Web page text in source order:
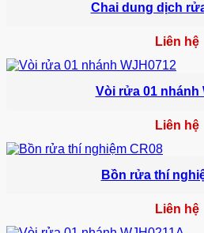
Chai dung dịch
Liên hệ
Vòi rửa 01 nhánh
Liên hệ
Bồn rửa thí
Liên hệ